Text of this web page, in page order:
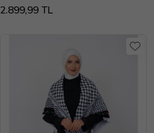
2.899,99 TL